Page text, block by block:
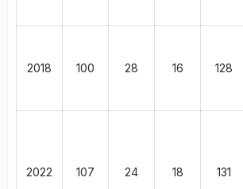
2018 100 28 16 128
2022 107 24 18 131